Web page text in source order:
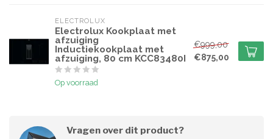
ELECTROLUX
Electrolux Kookplaat met
afzuiging
Inductiekookplaat met
afzuiging, 80 cm KCC83480I
Op voorraad
€999,00
€875,00
Vragen over dit product?